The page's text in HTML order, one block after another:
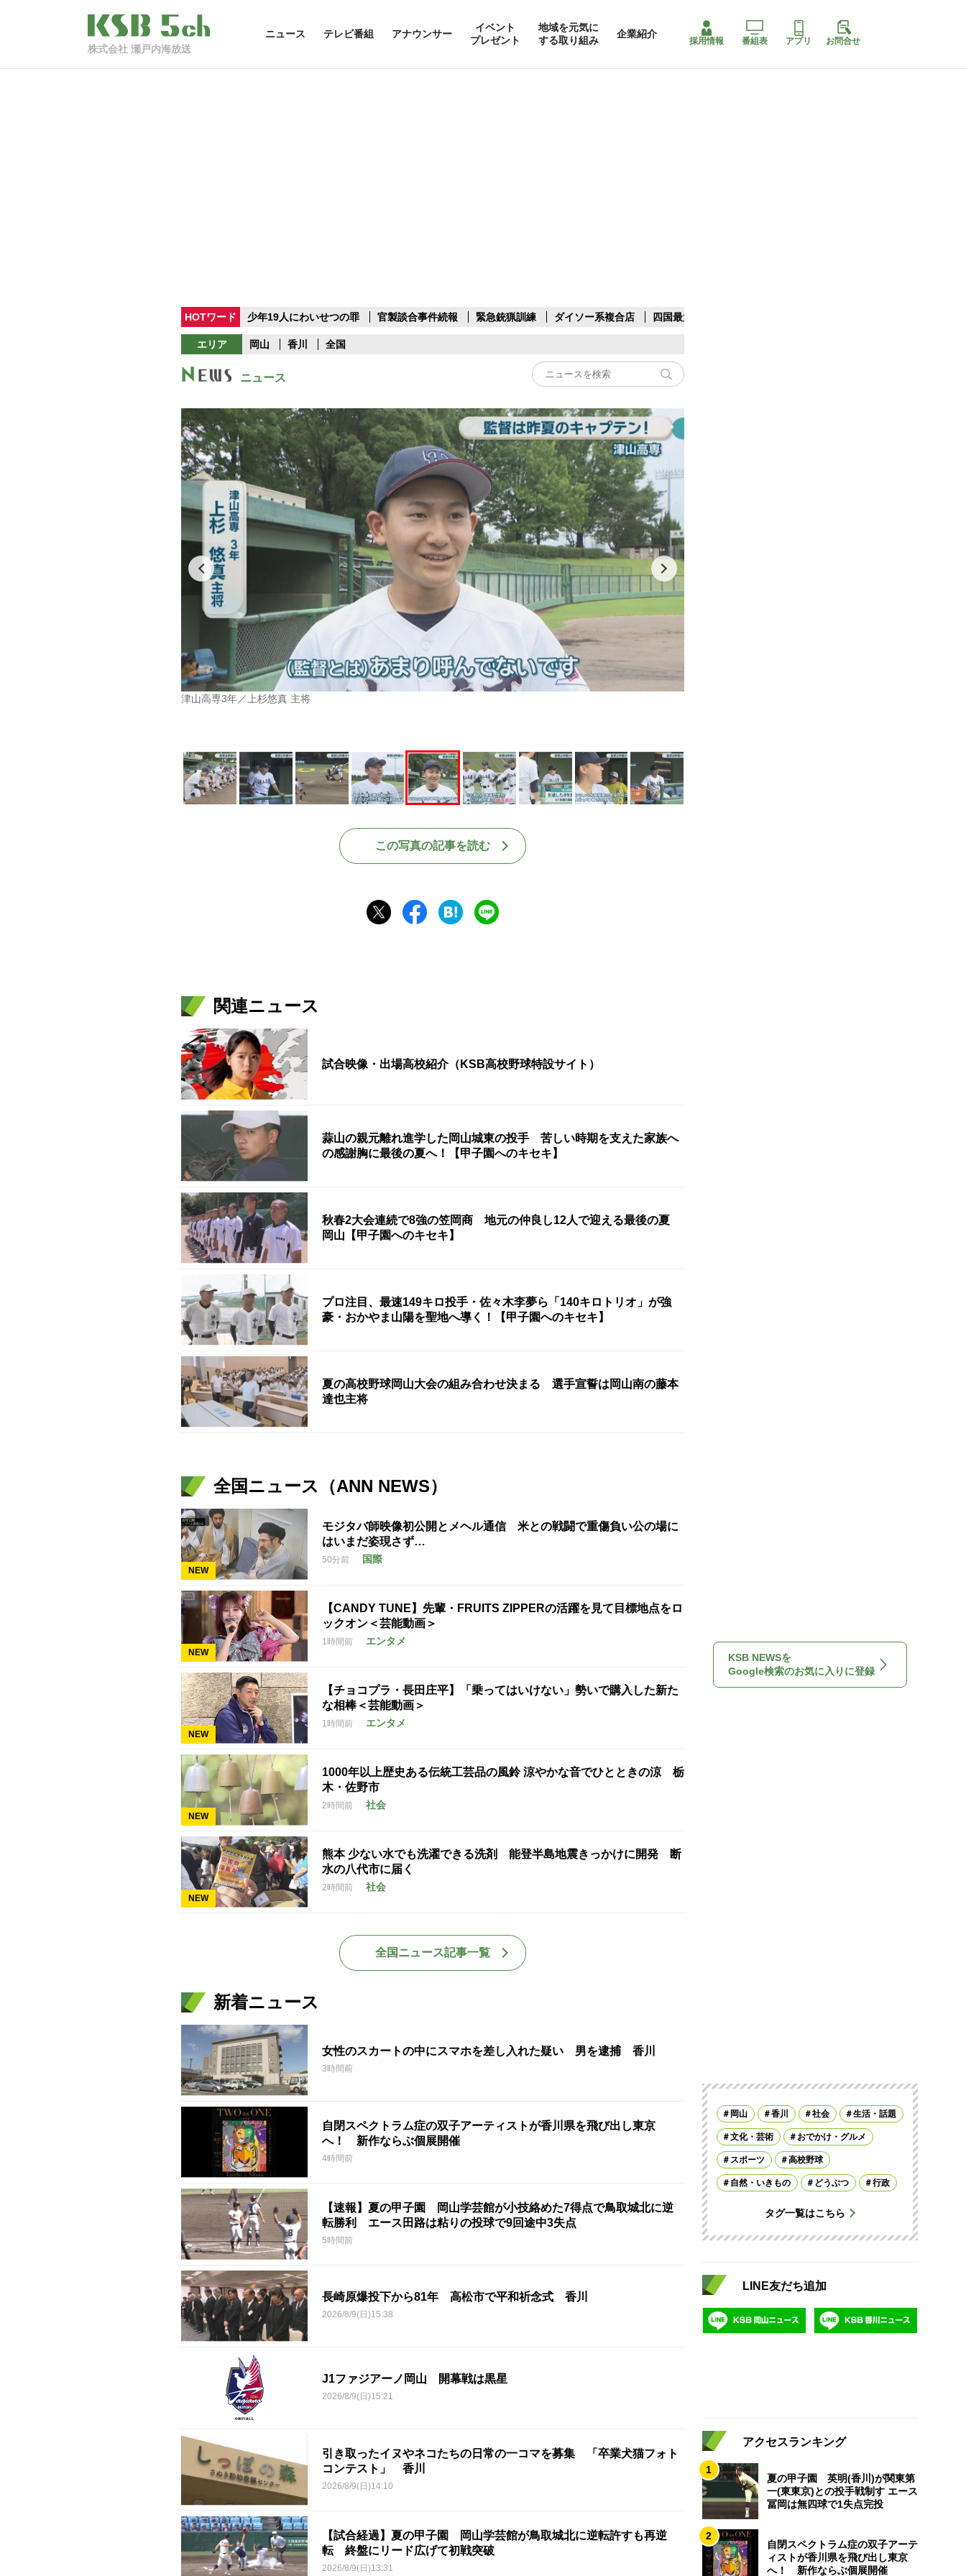
株式会社 瀬戸内海放送
ニュース テレビ番組 アナウンサー
イベント
プレゼント
地域を元気に
する取り組み
企業紹介
採用情報 番組表 アプリ お問合せ
HOTワード 少年19人にわいせつの罪 官製談合事件続報 緊急銃猟訓練 ダイソー系複合店 四国最大スリコ
エリア 岡山 香川 全国
ニュース
Play
津山高専3年／上杉悠真 主将
この写真の記事を読む
関連ニュース
試合映像・出場高校紹介（KSB高校野球特設サイト）
蒜山の親元離れ進学した岡山城東の投手 苦しい時期を支えた家族へ
の感謝胸に最後の夏へ！【甲子園へのキセキ】
秋春2大会連続で8強の笠岡商 地元の仲良し12人で迎える最後の夏
岡山【甲子園へのキセキ】
プロ注目、最速149キロ投手・佐々木李夢ら「140キロトリオ」が強
豪・おかやま山陽を聖地へ導く！【甲子園へのキセキ】
夏の高校野球岡山大会の組み合わせ決まる 選手宣誓は岡山南の藤本
達也主将
全国ニュース（ANN NEWS）
NEW
モジタバ師映像初公開とメヘル通信 米との戦闘で重傷負い公の場に
はいまだ姿現さず…
50分前 国際
NEW
【CANDY TUNE】先輩・FRUITS ZIPPERの活躍を見て目標地点をロ
ックオン＜芸能動画＞
1時間前 エンタメ
NEW
【チョコプラ・長田庄平】「乗ってはいけない」勢いで購入した新た
な相棒＜芸能動画＞
1時間前 エンタメ
NEW
1000年以上歴史ある伝統工芸品の風鈴 涼やかな音でひとときの涼 栃
木・佐野市
2時間前 社会
NEW
熊本 少ない水でも洗濯できる洗剤 能登半島地震きっかけに開発 断
水の八代市に届く
2時間前 社会
全国ニュース記事一覧
新着ニュース
女性のスカートの中にスマホを差し入れた疑い 男を逮捕 香川
3時間前
自閉スペクトラム症の双子アーティストが香川県を飛び出し東京
へ！ 新作ならぶ個展開催
4時間前
【速報】夏の甲子園 岡山学芸館が小技絡めた7得点で鳥取城北に逆
転勝利 エース田路は粘りの投球で9回途中3失点
5時間前
長崎原爆投下から81年 高松市で平和祈念式 香川
2026/8/9(日)15:38
J1ファジアーノ岡山 開幕戦は黒星
2026/8/9(日)15:21
引き取ったイヌやネコたちの日常の一コマを募集 「卒業犬猫フォト
コンテスト」 香川
2026/8/9(日)14:10
【試合経過】夏の甲子園 岡山学芸館が鳥取城北に逆転許すも再逆
転 終盤にリード広げて初戦突破
2026/8/9(日)13:31
KSB NEWSを
Google検索のお気に入りに登録
岡山 香川 社会 生活・話題
文化・芸術 おでかけ・グルメ
スポーツ 高校野球
自然・いきもの どうぶつ 行政
タグ一覧はこちら
LINE友だち追加
アクセスランキング
1
夏の甲子園 英明(香川)が関東第
一(東東京)との投手戦制す エース
冨岡は無四球で1失点完投
2
自閉スペクトラム症の双子アーテ
ィストが香川県を飛び出し東京
へ！ 新作ならぶ個展開催